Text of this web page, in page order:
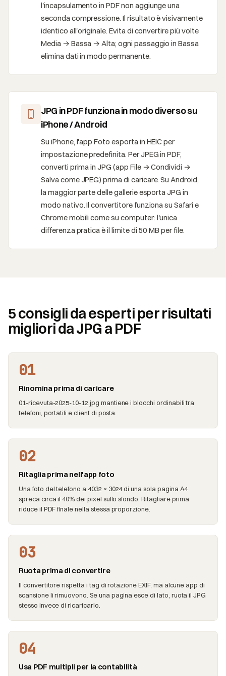
l'incapsulamento in PDF non aggiunge una
seconda compressione. Il risultato è visivamente
identico all'originale. Evita di convertire più volte
Media → Bassa → Alta; ogni passaggio in Bassa
elimina dati in modo permanente.
JPG in PDF funziona in modo diverso su
iPhone / Android
Su iPhone, l'app Foto esporta in HEIC per
impostazione predefinita. Per JPEG in PDF,
converti prima in JPG (app File → Condividi →
Salva come JPEG) prima di caricare. Su Android,
la maggior parte delle gallerie esporta JPG in
modo nativo. Il convertitore funziona su Safari e
Chrome mobili come su computer: l'unica
differenza pratica è il limite di 50 MB per file.
5 consigli da esperti per risultati
migliori da JPG a PDF
01
Rinomina prima di caricare
01-ricevuta-2025-10-12.jpg mantiene i blocchi ordinabili tra
telefoni, portatili e client di posta.
02
Ritaglia prima nell'app foto
Una foto del telefono a 4032 × 3024 di una sola pagina A4
spreca circa il 40% dei pixel sullo sfondo. Ritagliare prima
riduce il PDF finale nella stessa proporzione.
03
Ruota prima di convertire
Il convertitore rispetta i tag di rotazione EXIF, ma alcune app di
scansione li rimuovono. Se una pagina esce di lato, ruota il JPG
stesso invece di ricaricarlo.
04
Usa PDF multipli per la contabilità